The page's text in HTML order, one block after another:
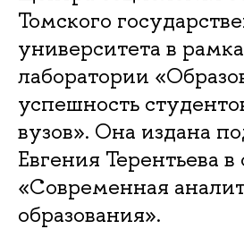
Томского
университета в
лаборатории
успешность
вузов». Она издана
Евгения Терентьева
«Современная
образования».